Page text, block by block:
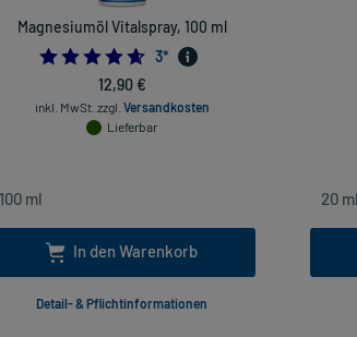
Magnesiumöl Vitalspray, 100 ml
4.666666666666667
3*
12,90 €
inkl. MwSt. zzgl. Versandkosten
Lieferbar
In den Warenkorb
Detail- & Pflichtinformationen